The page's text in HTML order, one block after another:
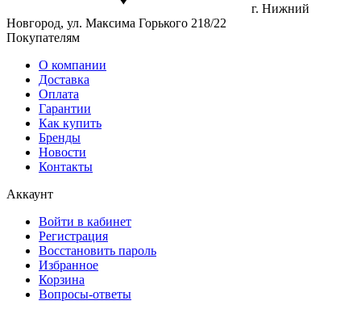
г. Нижний
Новгород, ул. Максима Горького 218/22
Покупателям
О компании
Доставка
Оплата
Гарантии
Как купить
Бренды
Новости
Контакты
Аккаунт
Войти в кабинет
Регистрация
Восстановить пароль
Избранное
Корзина
Вопросы-ответы